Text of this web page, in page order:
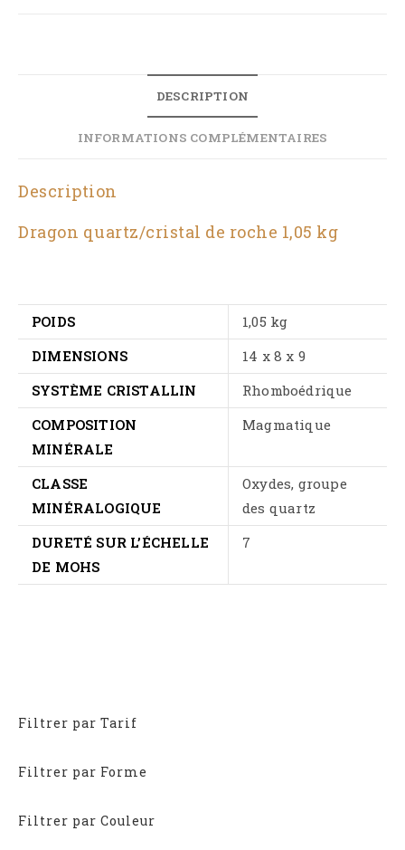
DESCRIPTION
INFORMATIONS COMPLÉMENTAIRES
Description
Dragon quartz/cristal de roche 1,05 kg
POIDS
1,05 kg
DIMENSIONS
14 x 8 x 9
SYSTÈME CRISTALLIN
Rhomboédrique
COMPOSITION
MINÉRALE
Magmatique
CLASSE
MINÉRALOGIQUE
Oxydes, groupe
des quartz
DURETÉ SUR L’ÉCHELLE
DE MOHS
7
Filtrer par Tarif
Filtrer par Forme
Filtrer par Couleur